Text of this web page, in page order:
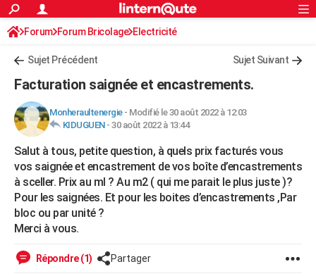
ACTUALITÉS
Politique
Société
Faits Divers
Education
Monde
Villes
+
FINANCE
Retraite
Impôts
Epargne
Immobilier
Risques naturels par ville
Banque
Assurance
Crédit
AUTO
Essais
Réserver un essai
Citadines
Berlines
SUV
Forum auto
+HIGH-TECH
Mobiles
Meilleur smartphone
Internet
Ordinateurs
Jeux vidéo
Guide high-tech
+BRICOLAGE
Forum
Aménagement intérieur
Extérieur
Cuisine
Salle de bains
Jardinage
Rangement
WEEK-END
S'inscrire
Connexion
Forum Forum Bricolage Electricité
Sujet Précédent Sujet Suivant
Facturation saignée et encastrements.
Monheraultenergie- Modifié le 30 août 2022 à 12:03
KIDUGUEN- 30 août 2022 à 13:44
Salut à tous, petite question, à quels prix facturés vous
vos saignée et encastrement de vos boîte d’encastrements
à sceller. Prix au ml ? Au m2 ( qui me parait le plus juste )?
Pour les saignées. Et pour les boites d’encastrements ,Par
bloc ou par unité ?
Merci à vous.
Répondre (1) Partager